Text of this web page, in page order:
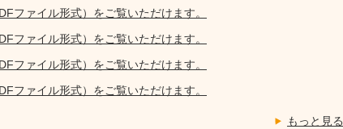
ファイル形式）をご覧いただけます。
ファイル形式）をご覧いただけます。
ファイル形式）をご覧いただけます。
ファイル形式）をご覧いただけます。
もっと見る